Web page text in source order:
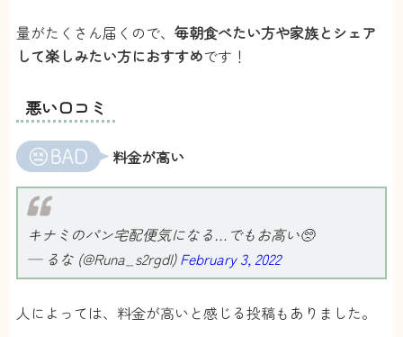
思ったよりたくさん届いて嬉しかったです。朝
は惣菜パン、おやつに菓子パンと選んで食べて
います。子どもも喜んでくれました。
4
木南晴夏さんがチョイスしているのに惹かれて
始めました！リニューアルされてパン屋さんが
増えたのもありがたいです。会員限定特典もこ
れから楽しみです。
散歩同盟さん
量がたくさん届くので、毎朝食べたい方や家族とシェア
して楽しみたい方におすすめです！
悪い口コミ
料金が高い
キナミのパン宅配便気になる…でもお高い🥺
— るな (@Runa_s2rgdl)February 3, 2022
人によっては、料金が高いと感じる投稿もありました。